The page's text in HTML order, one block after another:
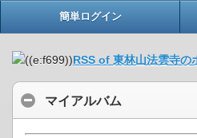
簡単ログイン
RSS of 東林山法雲寺の
マイアルバム